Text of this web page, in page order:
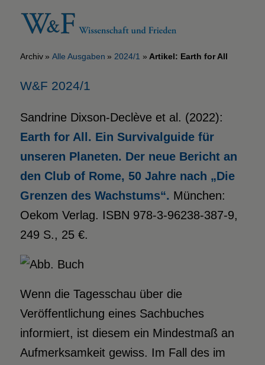
Archiv Alle Ausgaben 2024/1 Artikel: Earth for All
W&F 2024/1
Sandrine Dixson-Declève et al. (2022):
Earth for All. Ein Survivalguide für
unseren Planeten. Der neue Bericht an
den Club of Rome, 50 Jahre nach „Die
Grenzen des Wachstums“. München:
Oekom Verlag. ISBN 978-3-96238-387-9,
249 S., 25 €.
Wenn die Tagesschau über die
Veröffentlichung eines Sachbuches
informiert, ist diesem ein Mindestmaß an
Aufmerksamkeit gewiss. Im Fall des im